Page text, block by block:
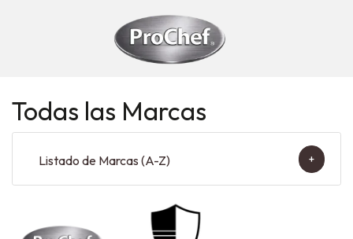
Todas las Marcas
Listado de Marcas (A-Z) +